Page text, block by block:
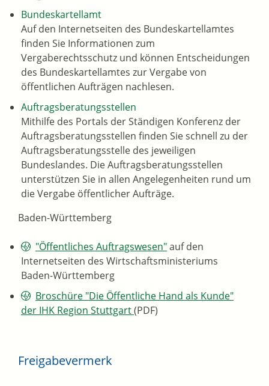
Bundeskartellamt
Auf den Internetseiten des Bundeskartellamtes
finden Sie Informationen zum
Vergaberechtsschutz und können Entscheidungen
des Bundeskartellamtes zur Vergabe von
öffentlichen Aufträgen nachlesen.
Auftragsberatungsstellen
Mithilfe des Portals der Ständigen Konferenz der
Auftragsberatungsstellen finden Sie schnell zu der
Auftragsberatungsstelle des jeweiligen
Bundeslandes. Die Auftragsberatungsstellen
unterstützen Sie in allen Angelegenheiten rund um
die Vergabe öffentlicher Aufträge.
Baden-Württemberg
"Öffentliches Auftragswesen"auf den
Internetseiten des Wirtschaftsministeriums
Baden-Württemberg
Broschüre "Die Öffentliche Hand als Kunde"
der IHK Region Stuttgart(PDF)
Freigabevermerk